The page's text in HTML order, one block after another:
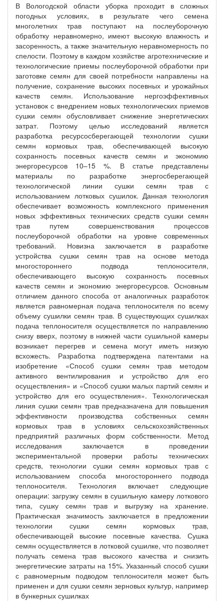
В Вологодской области уборка проходит в сложных
погодных условиях, в результате чего семена
многолетних трав поступают на послеуборочную
обработку неравномерно, имеют высокую влажность и
засоренность, а также значительную неравномерность по
спелости. Поэтому в каждом хозяйстве агротехнические и
технологические приемы послеуборочной обработки при
заготовке семян для своей потребности направлены на
получение, сохранение высоких посевных и урожайных
качеств семян. Использование нергоэффективных
установок с внедрением новых технологических приемов
сушки семян обусловливает снижение энергетических
затрат. Поэтому целью исследований является
разработка ресурсосберегающей технологии сушки
семян кормовых трав, обеспечивающей высокую
сохранность посевных качеств семян и экономию
энергоресурсов 10–15 %. В статье представлены
материалы по разработке энергосберегающей
технологической линии сушки семян трав с
использованием лотковых сушилок. Данная технология
обеспечивает возможность комплексного применения
новых эффективных технических средств сушки семян
трав путем совершенствования процессов
послеуборочной обработки на уровне современных
требований. Новизна заключается в разработке
устройства сушки семян трав на основе метода
многостороннего подвода теплоносителя,
обеспечивающего высокую сохранность посевных
качеств семян и экономию энергоресурсов. Основным
отличием данного способа от аналогичных разработок
является равномерная подача теплоносителя по всему
объему сушилки семян трав. В существующих сушилках
подача теплоносителя осуществляется по направлению
снизу вверх, поэтому в нижней части сушильной камеры
возникает перегрев и семена могут иметь низкую
всхожесть. Разработка подтверждена патентами на
изобретение «Способ сушки семян трав методом
активного вентилирования и устройство для его
осуществления» и «Способ сушки малых партий семян и
устройство для его осуществления». Технологическая
линия сушки семян трав предназначена для повышения
эффективности производства собственных семян
кормовых трав в условиях сельскохозяйственных
предприятий различных форм собственности. Метод
исследования заключается в проведении
экспериментальной проверки работы технических
средств, технологии сушки семян кормовых трав с
использованием способа многостороннего подвода
теплоносителя. Технология включает следующие
операции: загрузку семян в сушильную камеру лоткового
типа, сушку семян трав и выгрузку на хранение.
Практическая значимость заключается в предложении
технологии сушки семян кормовых трав,
обеспечивающей высокие посевные качества. Сушка
семян осуществляется в лотковой сушилке, что позволяет
получать семена трав высокого качества и снизить
энергетические затраты на 15%. Указанный способ сушки
с равномерным подводом теплоносителя может быть
применен и для сушки семян зерновых культур, например
в бункерных сушилках